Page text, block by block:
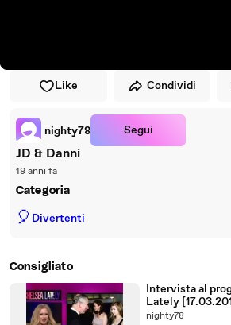
Like Condividi
nighty78 Segui
JD & Danni
19 anni fa
Categoria
🎈 Divertenti
Consigliato
Intervista al
Lately
nighty78